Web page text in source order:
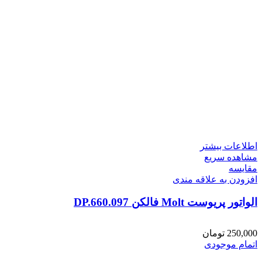
اطلاعات بیشتر
مشاهده سریع
مقایسه
افزودن به علاقه مندی
الواتور پریوست Molt فالکن DP.660.097
250,000 تومان
اتمام موجودی